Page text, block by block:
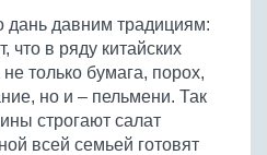
дань давним традициям:
что в ряду китайских
только бумага, порох,
но и – пельмени. Так
строгают салат
всей семьей готовят